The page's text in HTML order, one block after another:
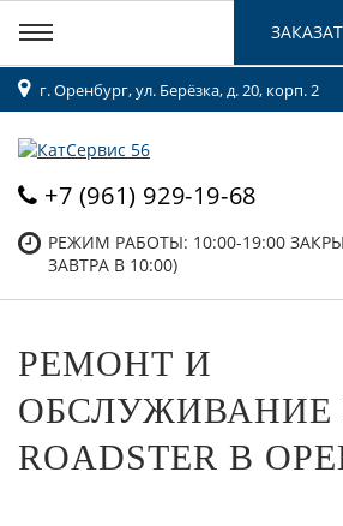
г. Оренбург, ул. Берёзка, д. 20, корп. 2
+7 (961) 929-19-68
РЕЖИМ РАБОТЫ: 10:00-19:00
ЗАВТРА В 10:00)
РЕМОНТ И
ОБСЛУЖИВАНИЕ
ROADSTER В